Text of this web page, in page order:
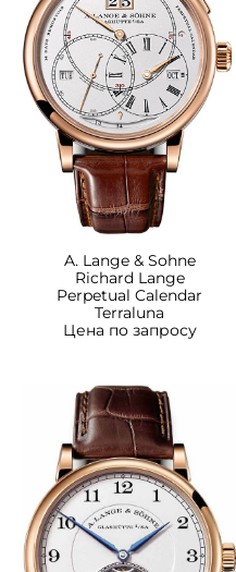
A. Lange & Sohne
Richard Lange
Perpetual Calendar
Terraluna
Цена по запросу